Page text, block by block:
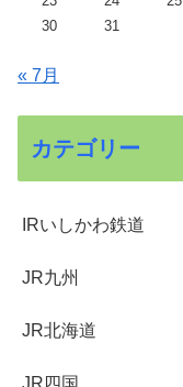
30
31
« 7月
カテゴリー
IRいしかわ鉄道
JR九州
JR北海道
JR四国